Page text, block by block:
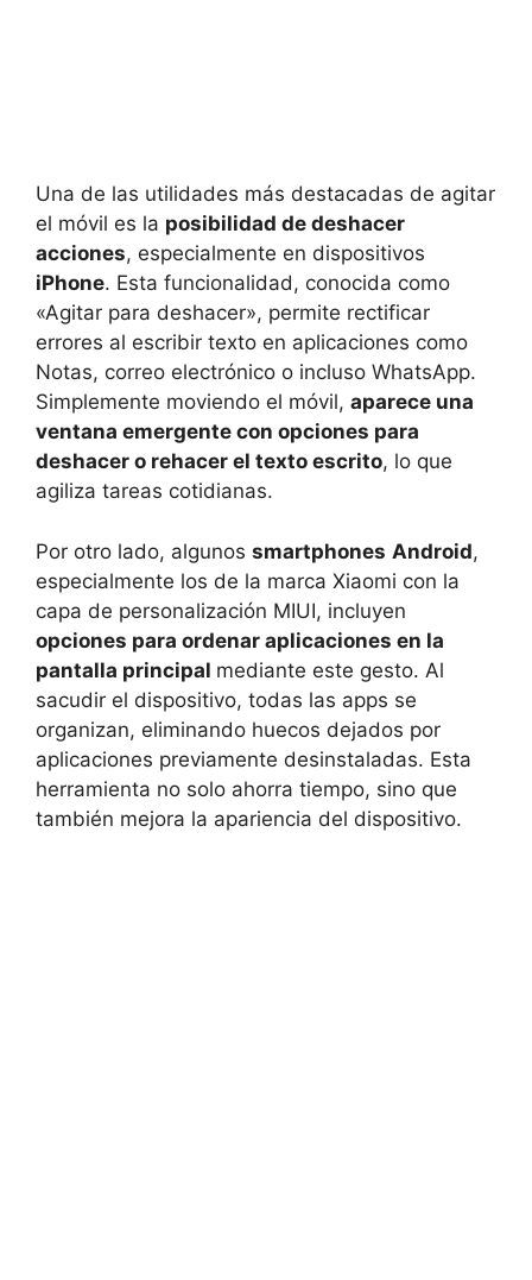
Una de las utilidades más destacadas de agitar
el móvil es la posibilidad de deshacer
acciones, especialmente en dispositivos
iPhone. Esta funcionalidad, conocida como
«Agitar para deshacer», permite rectificar
errores al escribir texto en aplicaciones como
Notas, correo electrónico o incluso WhatsApp.
Simplemente moviendo el móvil, aparece una
ventana emergente con opciones para
deshacer o rehacer el texto escrito, lo que
agiliza tareas cotidianas.
Por otro lado, algunos smartphones Android,
especialmente los de la marca Xiaomi con la
capa de personalización MIUI, incluyen
opciones para ordenar aplicaciones en la
pantalla principal mediante este gesto. Al
sacudir el dispositivo, todas las apps se
organizan, eliminando huecos dejados por
aplicaciones previamente desinstaladas. Esta
herramienta no solo ahorra tiempo, sino que
también mejora la apariencia del dispositivo.